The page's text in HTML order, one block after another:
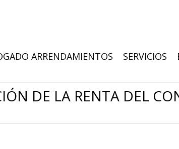
ARRENDAMIENTOS SERVICIOS
DE LA RENTA DEL